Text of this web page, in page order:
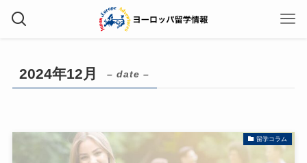
2024年12月 – date –
留学コラム